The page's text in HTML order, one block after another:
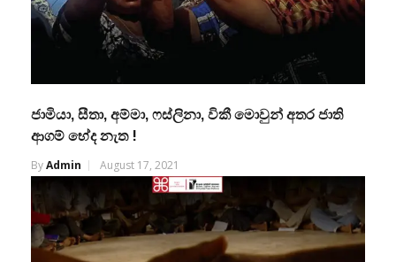
ජාමියා, සීතා, අම්මා, ෆස්ලිනා, විකී මොවුන් අතර ජාති
ආගම් භේද නැත !
ByAdmin August 17, 2021